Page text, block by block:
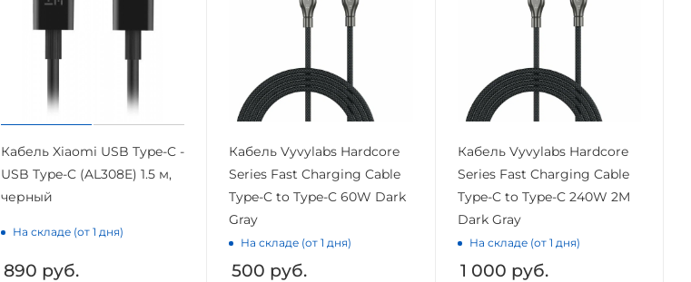
Кабель Xiaomi USB Type-C -
USB Type-C (AL308E) 1.5 м,
черный
На складе (от 1 дня)
890 руб.
Кабель Vyvylabs Hardcore
Series Fast Charging Cable
Type-C to Type-C 60W Dark
Gray
На складе (от 1 дня)
500 руб.
Кабель Vyvylabs Hardcore
Series Fast Charging Cable
Type-C to Type-C 240W 2M
Dark Gray
На складе (от 1 дня)
1 000 руб.